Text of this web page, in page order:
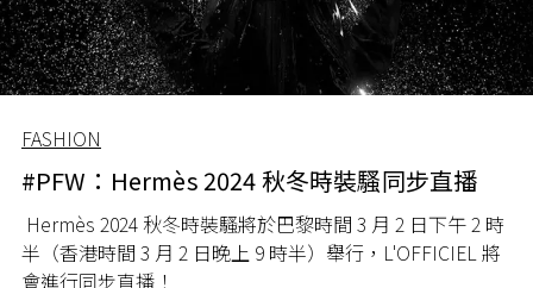
FASHION
#PFW：Hermès 2024 秋冬時裝騷同步直播
Hermès 2024 秋冬時裝騷將於巴黎時間 3 月 2 日下午 2 時
半（香港時間 3 月 2 日晚上 9 時半）舉行 ，L'OFFICIEL 將
會進行同步直播！